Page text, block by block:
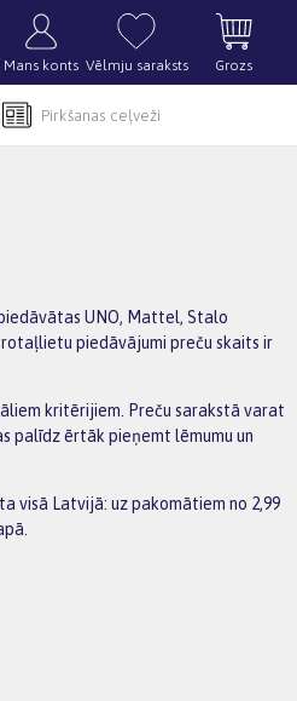
Mans konts Vēlmju saraksts Grozs
Pirkšanas ceļveži
UNO, Mattel, Stalo
piedāvājumi preču skaits ir
kritērijiem. Preču sarakstā varat
palīdz ērtāk pieņemt lēmumu un
visā Latvijā: uz pakomātiem no 2,99